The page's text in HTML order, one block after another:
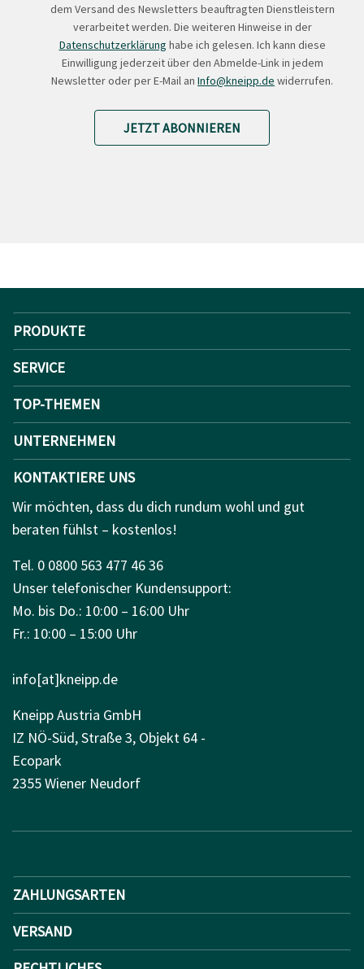
dem Versand des Newsletters beauftragten Dienstleistern
verarbeitet werden. Die weiteren Hinweise in der
Datenschutzerklärung habe ich gelesen. Ich kann diese
Einwilligung jederzeit über den Abmelde-Link in jedem
Newsletter oder per E-Mail an Info@kneipp.de widerrufen.
JETZT ABONNIEREN
PRODUKTE
SERVICE
TOP-THEMEN
UNTERNEHMEN
KONTAKTIERE UNS
Wir möchten, dass du dich rundum wohl und gut
beraten fühlst – kostenlos!
Tel. 0 0800 563 477 46 36
Unser telefonischer Kundensupport:
Mo. bis Do.: 10:00 – 16:00 Uhr
Fr.: 10:00 – 15:00 Uhr
info[at]kneipp.de
Kneipp Austria GmbH
IZ NÖ-Süd, Straße 3, Objekt 64 -
Ecopark
2355 Wiener Neudorf
ZAHLUNGSARTEN
VERSAND